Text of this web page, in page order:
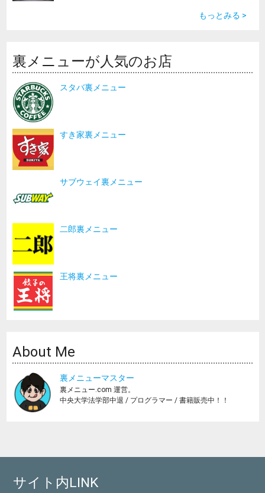
もっとみる >
裏メニューが人気のお店
スタバ裏メニュー
すき家裏メニュー
サブウェイ裏メニュー
二郎裏メニュー
王将裏メニュー
About Me
裏メニューマスター
裏メニュー.com 運営。
中央大学法学部中退 / プログラマー / 書籍販売中！！
サイト内LINK